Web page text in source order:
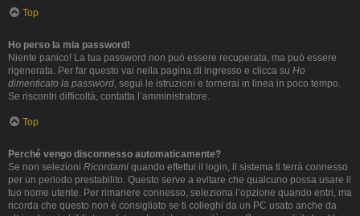
Top
Ho perso la mia password!
Niente panico! La tua password non può essere recuperata, ma può essere
rigenerata. Per far questo vai nella pagina di ingresso e clicca su Ho
dimenticato la password, segui le istruzioni e tornerai in linea in poco tempo.
Se riscontri difficoltà, contatta l’amministratore.
Top
Perché vengo disconnesso automaticamente?
Se non selezioni Ricordami quando effettui il login, il sistema ti terrà connesso
per un periodo prestabilito. Questo serve a evitare che qualcuno possa usare il
tuo nome utente. Per rimanere connesso, seleziona l’opzione quando entri, ma
ricorda che questo non è consigliato se ti colleghi da un PC usato anche da